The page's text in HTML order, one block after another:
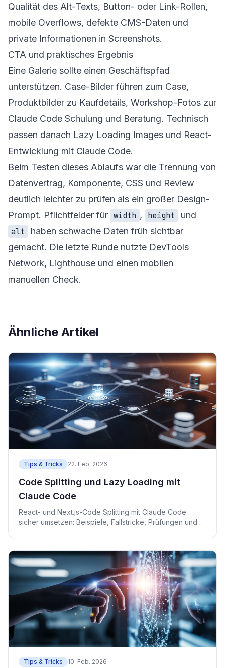
Qualität des Alt-Texts, Button- oder Link-Rollen,
mobile Overflows, defekte CMS-Daten und
private Informationen in Screenshots.
CTA und praktisches Ergebnis
Eine Galerie sollte einen Geschäftspfad
unterstützen. Case-Bilder führen zum Case,
Produktbilder zu Kaufdetails, Workshop-Fotos zur
Claude Code Schulung und Beratung. Technisch
passen danach Lazy Loading Images und React-
Entwicklung mit Claude Code.
Beim Testen dieses Ablaufs war die Trennung von
Datenvertrag, Komponente, CSS und Review
deutlich leichter zu prüfen als ein großer Design-
Prompt. Pflichtfelder für width , height
und
alt
haben schwache Daten früh sichtbar
gemacht. Die letzte Runde nutzte DevTools
Network, Lighthouse und einen mobilen
manuellen Check.
Ähnliche Artikel
Tips & Tricks 22. Feb. 2026
Code Splitting und Lazy Loading mit
Claude Code
React- und Next.js-Code Splitting mit Claude Code
sicher umsetzen: Beispiele, Fallstricke, Prüfungen und
Tips & Tricks 10. Feb. 2026